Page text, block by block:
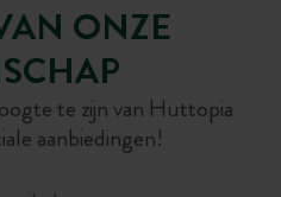
ONZE
te zijn van Huttopia
aanbiedingen!